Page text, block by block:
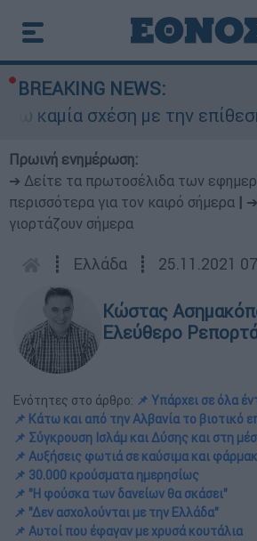
BREAKING NEWS:
σχέση με την επίθεση»
Πρωινή ενημέρωση:
➔ Δείτε τα πρωτοσέλιδα των
περισσότερα για τον καιρό σήμερα
γιορτάζουν σήμερα
┋ Ελλάδα ┋ 25.11.2021
Κώστας
Ελεύθερο
Ενότητες στο άρθρο: 📌 Υπάρχει σε όλα
📌 Κάτω και από την Αλβανία το βιοτικό
📌 Σύγκρουση Ισλάμ και Δύσης και στη
📌 Αυξήσεις φωτιά σε καύσιμα και
📌 30.000 κρούσματα ημερησίως
📌 "Η φούσκα των δανείων θα σκάσει"
📌 "Δεν ασχολούνται με την Ελλάδα"
📌 Αυτοί που έφαγαν με χρυσά κουτάλια